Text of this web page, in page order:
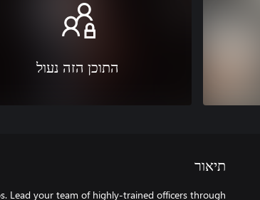
התוכן הזה נעול
תיאור
Lead your team of highly-trained officers through